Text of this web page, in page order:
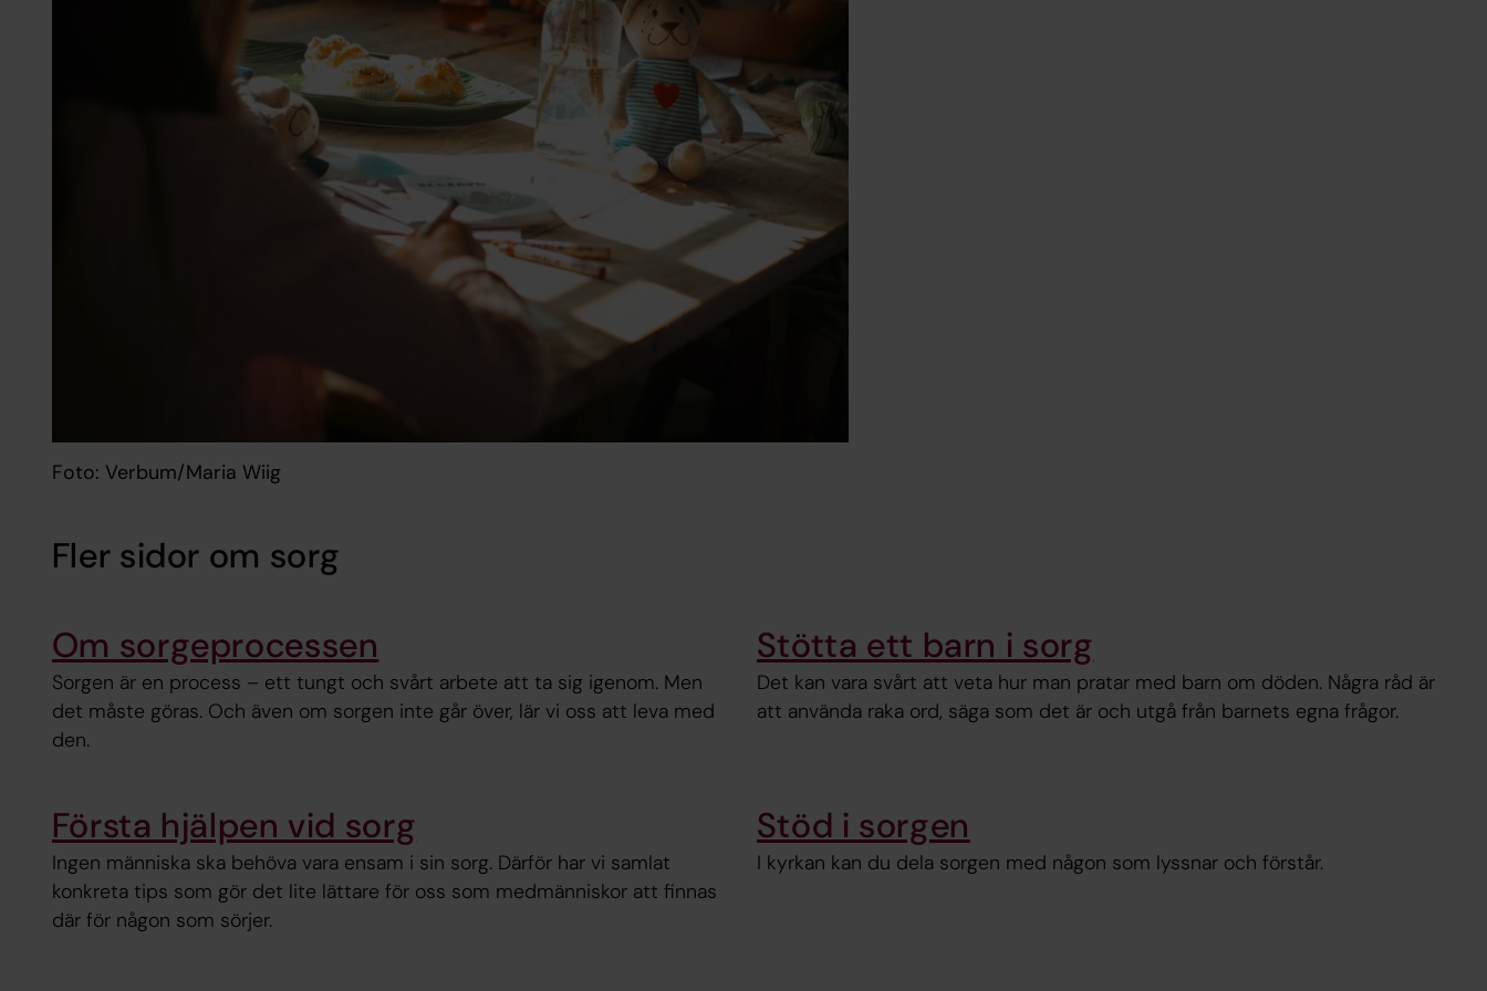
Foto: Verbum/Maria Wiig
Fler sidor om sorg
Om sorgeprocessen
Sorgen är en process – ett tungt och svårt arbete att ta sig igenom. Men
det måste göras. Och även om sorgen inte går över, lär vi oss att leva med
den.
Stötta ett barn i sorg
Det kan vara svårt att veta hur man pratar med barn om döden. Några råd är
att använda raka ord, säga som det är och utgå från barnets egna frågor.
Första hjälpen vid sorg
Ingen människa ska behöva vara ensam i sin sorg. Därför har vi samlat
konkreta tips som gör det lite lättare för oss som medmänniskor att finnas
där för någon som sörjer.
Stöd i sorgen
I kyrkan kan du dela sorgen med någon som lyssnar och förstår.